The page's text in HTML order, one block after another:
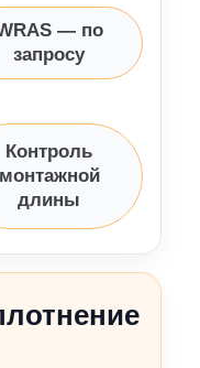
— по
запросу
Контроль
монтажной
длины